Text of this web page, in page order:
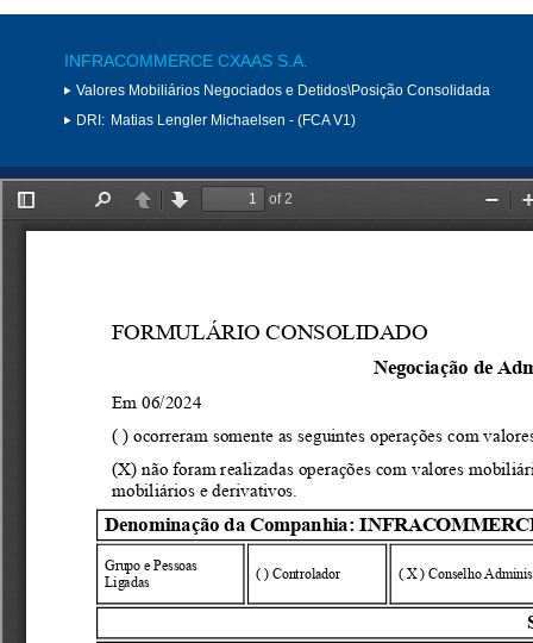
INFRACOMMERCE CXAAS S.A.
Valores Mobiliários Negociados e Detidos\Posição Consolidada
DRI: Matias Lengler Michaelsen - (FCA V1)